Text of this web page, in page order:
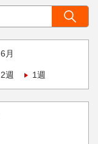
6月
2週 1週